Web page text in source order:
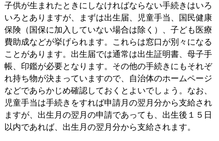
子供が生まれたときにしなければならない手続きはいろ
いろとありますが、まずは出生届、児童手当、国民健康
保険（国保に加入していない場合は除く）、子ども医療
費助成などが挙げられます。これらは窓口が別々になる
ことがあります。出生届では通常は出生証明書、母子手
帳、印鑑が必要となります。その他の手続きにもそれぞ
れ持ち物が決まっていますので、自治体のホームページ
などであらかじめ確認しておくとよいでしょう。なお、
児童手当は手続きをすれば申請月の翌月分から支給され
ますが、出生月の翌月の申請であっても、出生後１５日
以内であれば、出生月の翌月分から支給されます。